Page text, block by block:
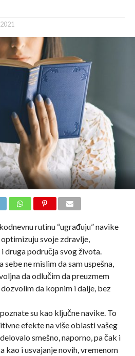
rutinu “ugrađuju” navike
svoje zdravlje,
druga područja svog života.
sebe ne mislim da sam uspešna,
da odlučim da preuzmem
da kopnim i dalje, bez
su kao ključne navike. To
efekte na više oblasti vašeg
smešno, naporno, pa čak i
kao i usvajanje novih, vremenom